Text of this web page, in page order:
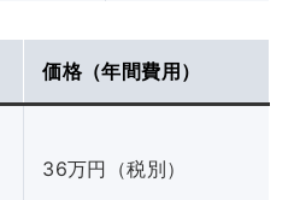
価格（年間費用）
36万円（税別）